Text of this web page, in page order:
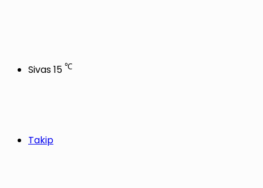
Sivas15 ℃
Takip